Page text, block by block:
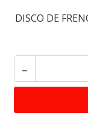
DISCO DE
-